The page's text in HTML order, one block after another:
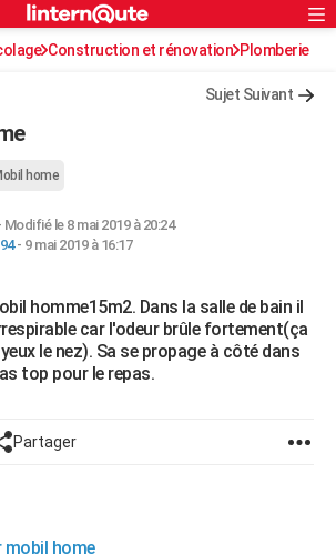
Rechercher
S'inscrire
Connexion
Construction et rénovation Plomberie
Sujet Suivant
home
Modifié le 8 mai 2019 à 20:24
- 9 mai 2019 à 16:17
homme15m2. Dans la salle de bain il
car l'odeur brûle fortement(ça
le nez). Sa se propage à côté dans
top pour le repas.
Partager
home